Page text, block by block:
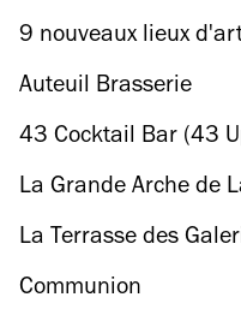
9 nouveaux lieux
Auteuil Brasserie
43 Cocktail Bar (43
La Grande Arche de
La Terrasse des
Communion